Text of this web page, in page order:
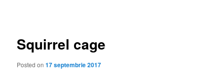
Squirrel cage
Posted on17 septembrie 2017